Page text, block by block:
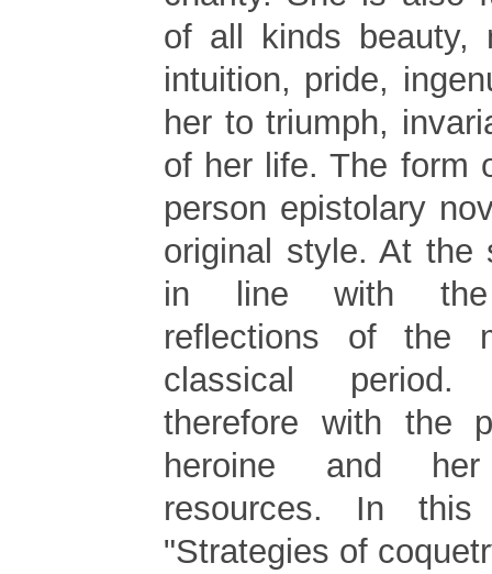
of all kinds beauty,
intuition, pride,
her to triumph,
of her life. The form
person epistolary
original style. At the
in line with the
reflections of the
classical
therefore with the
heroine and her
resources. In this
"Strategies of